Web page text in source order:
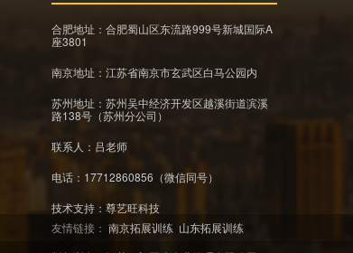
合肥地址：合肥蜀山区东流路999号新城国际A
座3801
南京地址：江苏省南京市玄武区白马公园内
苏州地址：苏州吴中经济开发区越溪街道滨溪
路138号（苏州分公司）
联系人：吕老师
电话：17712860856（微信同号）
技术支持： 尊艺旺科技
友情链接： 南京拓展训练 山东拓展训练